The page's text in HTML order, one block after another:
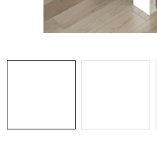
DETSKÉ A ŠTUDENTSKÉ